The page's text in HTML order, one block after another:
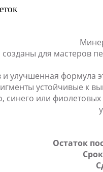
созданы для мастеров
и улучшенная формула
устойчивые к
синего или
Остаток